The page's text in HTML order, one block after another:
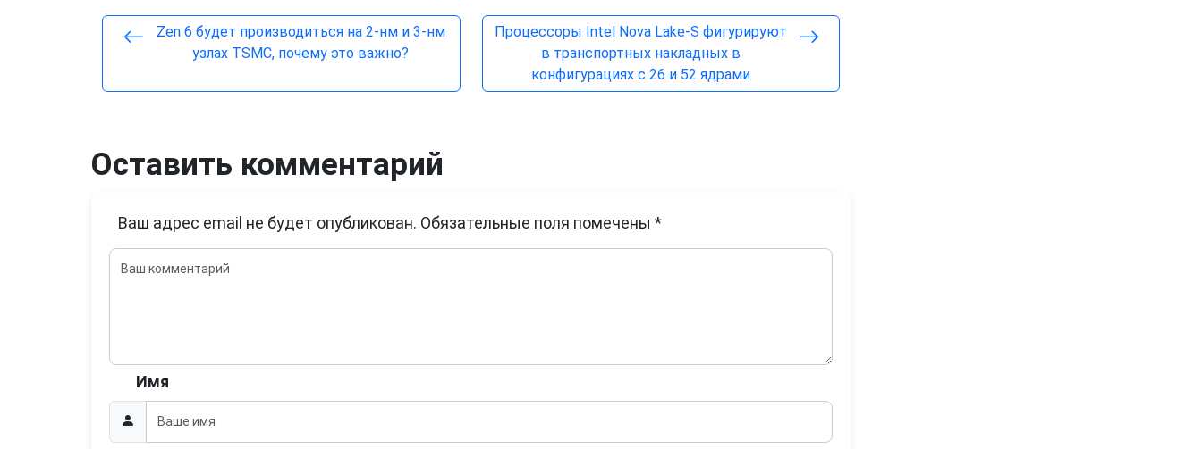
Zen 6 будет производиться на 2-нм и 3-нм
узлах TSMC, почему это важно?
Процессоры Intel Nova Lake-S фигурируют
в транспортных накладных в
конфигурациях с 26 и 52 ядрами
Оставить комментарий
Ваш адрес email не будет опубликован. Обязательные поля помечены *
Имя